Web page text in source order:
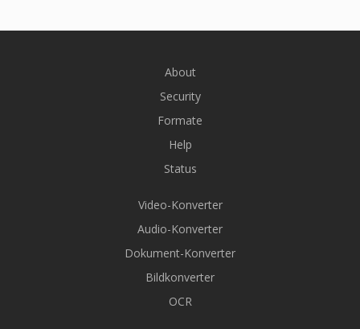
About
Security
Formate
Help
Status
Video-Konverter
Audio-Konverter
Dokument-Konverter
Bildkonverter
OCR